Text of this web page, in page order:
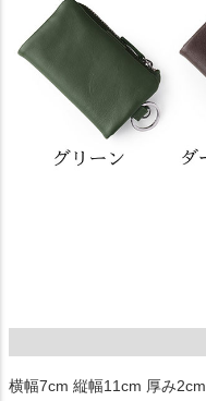
横幅7cm 縦幅11cm 厚み2cm